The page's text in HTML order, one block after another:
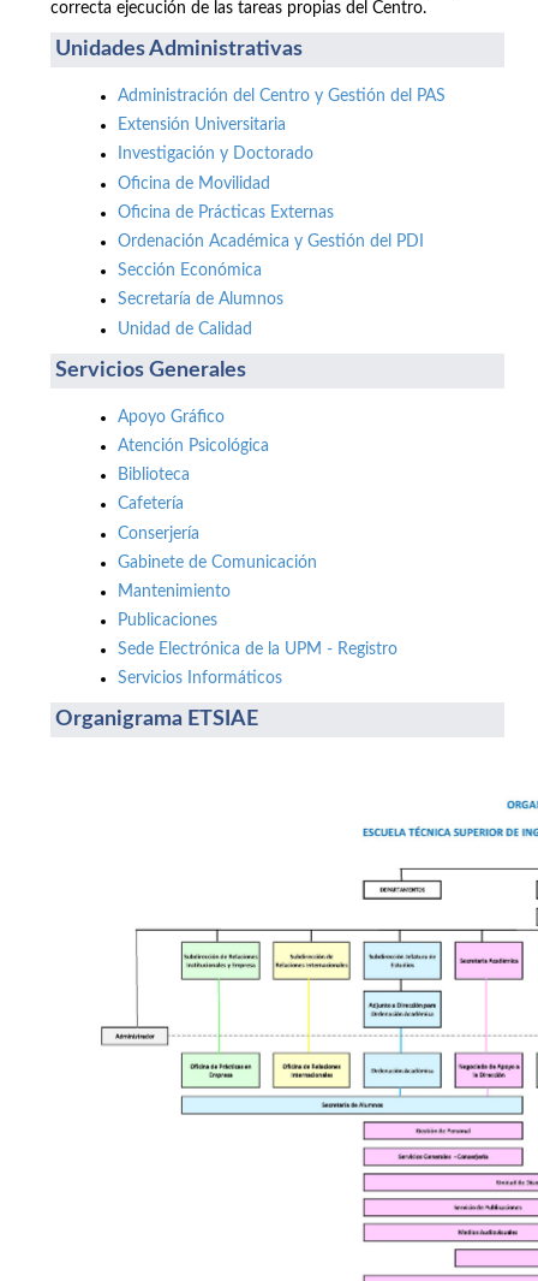
correcta ejecución de las tareas propias del Centro.
Unidades Administrativas
Administración del Centro y Gestión del PAS
Extensión Universitaria
Investigación y Doctorado
Oficina de Movilidad
Oficina de Prácticas Externas
Ordenación Académica y Gestión del PDI
Sección Económica
Secretaría de Alumnos
Unidad de Calidad
Servicios Generales
Apoyo Gráfico
Atención Psicológica
Biblioteca
Cafetería
Conserjería
Gabinete de Comunicación
Mantenimiento
Publicaciones
Sede Electrónica de la UPM - Registro
Servicios Informáticos
Organigrama ETSIAE